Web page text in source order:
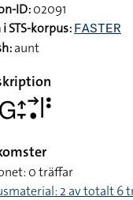
ID:02091
STS-korpus: FASTER
aunt
0 träffar
2 av totalt 6